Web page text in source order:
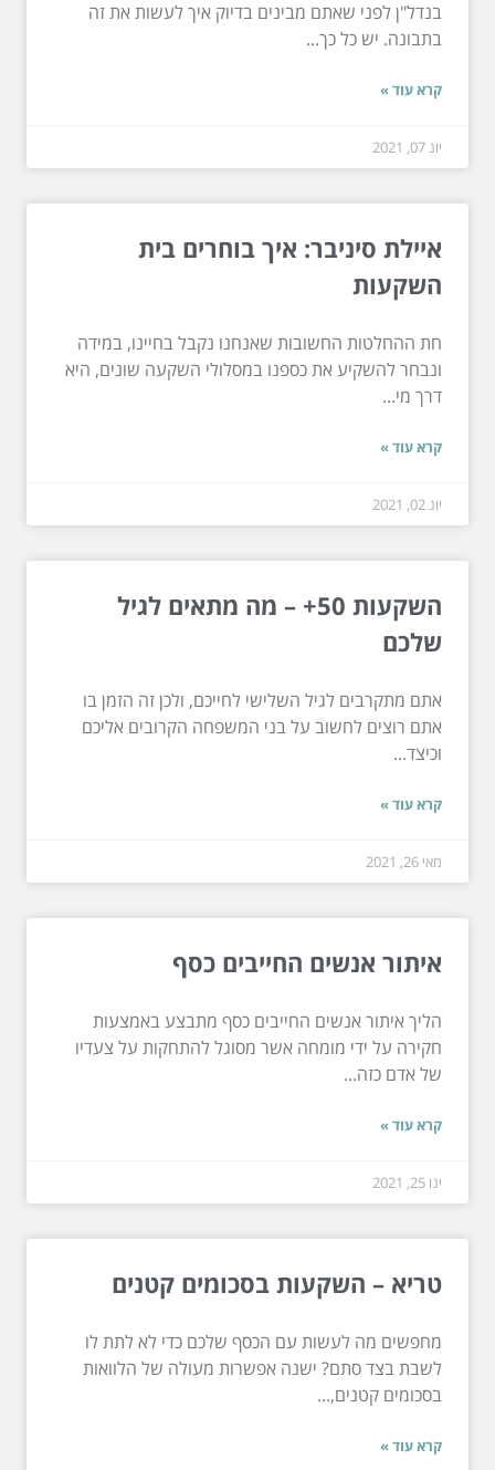
בנדל"ן לפני שאתם מבינים בדיוק איך לעשות את זה
בתבונה. יש כל כך...
קרא עוד »
יונ 07, 2021
איילת סיניבר: איך בוחרים בית
השקעות
חת ההחלטות החשובות שאנחנו נקבל בחיינו, במידה
ונבחר להשקיע את כספנו במסלולי השקעה שונים, היא
דרך מי...
קרא עוד »
יונ 02, 2021
השקעות 50+ – מה מתאים לגיל
שלכם
אתם מתקרבים לגיל השלישי לחייכם, ולכן זה הזמן בו
אתם רוצים לחשוב על בני המשפחה הקרובים אליכם
וכיצד...
קרא עוד »
מאי 26, 2021
איתור אנשים החייבים כסף
הליך איתור אנשים החייבים כסף מתבצע באמצעות
חקירה על ידי מומחה אשר מסוגל להתחקות על צעדיו
של אדם כזה...
קרא עוד »
ינו 25, 2021
טריא – השקעות בסכומים קטנים
מחפשים מה לעשות עם הכסף שלכם כדי לא לתת לו
לשבת בצד סתם? ישנה אפשרות מעולה של הלוואות
בסכומים קטנים,...
קרא עוד »